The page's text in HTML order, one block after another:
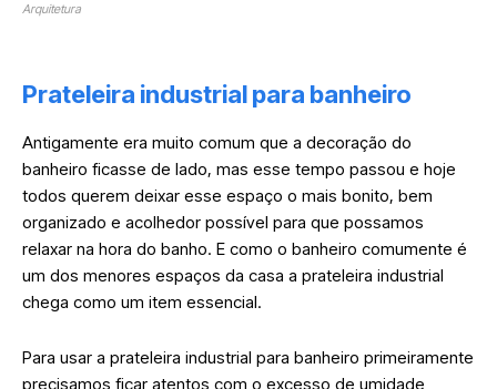
Arquitetura
Prateleira industrial para banheiro
Antigamente era muito comum que a decoração do
banheiro ficasse de lado, mas esse tempo passou e hoje
todos querem deixar esse espaço o mais bonito, bem
organizado e acolhedor possível para que possamos
relaxar na hora do banho. E como o banheiro comumente é
um dos menores espaços da casa a prateleira industrial
chega como um item essencial.
Para usar a prateleira industrial para banheiro primeiramente
precisamos ficar atentos com o excesso de umidade